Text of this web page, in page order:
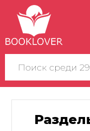
Поиск
по
сайту